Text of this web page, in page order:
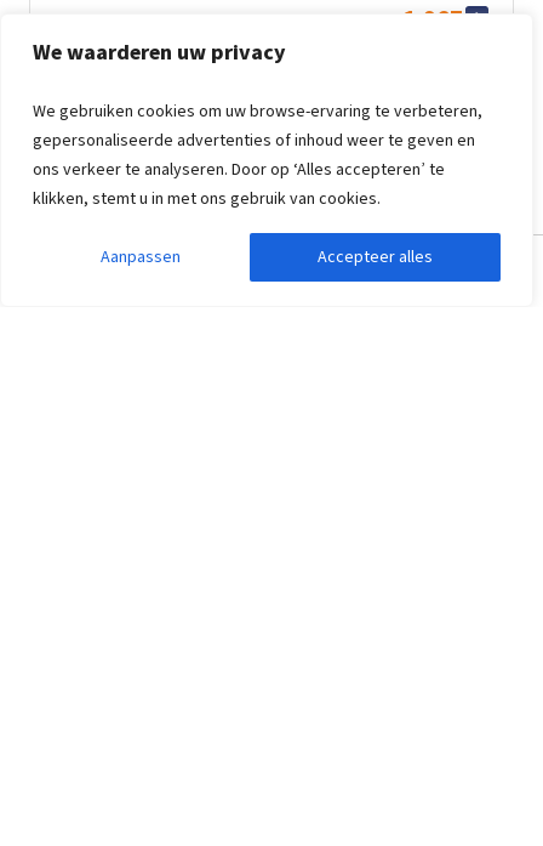
We waarderen uw privacy
We gebruiken cookies om uw browse-ervaring te verbeteren,
gepersonaliseerde advertenties of inhoud weer te geven en
ons verkeer te analyseren. Door op ‘Alles accepteren’ te
klikken, stemt u in met ons gebruik van cookies.
Aanpassen Accepteer alles
1.967
Vakantieboerderij Handel
Zoekopdracht aanpassen Filters weergeven